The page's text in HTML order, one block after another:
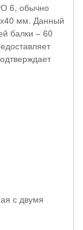
6, обычно
мм. Данный
балки – 60
с двумя